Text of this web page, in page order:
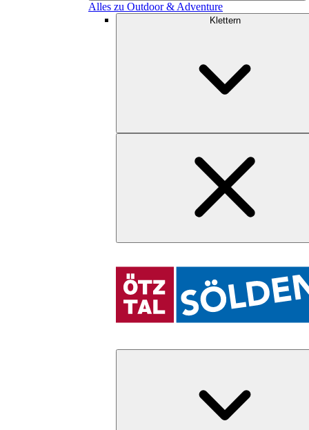
Alles zu Outdoor & Adventure
Klettern